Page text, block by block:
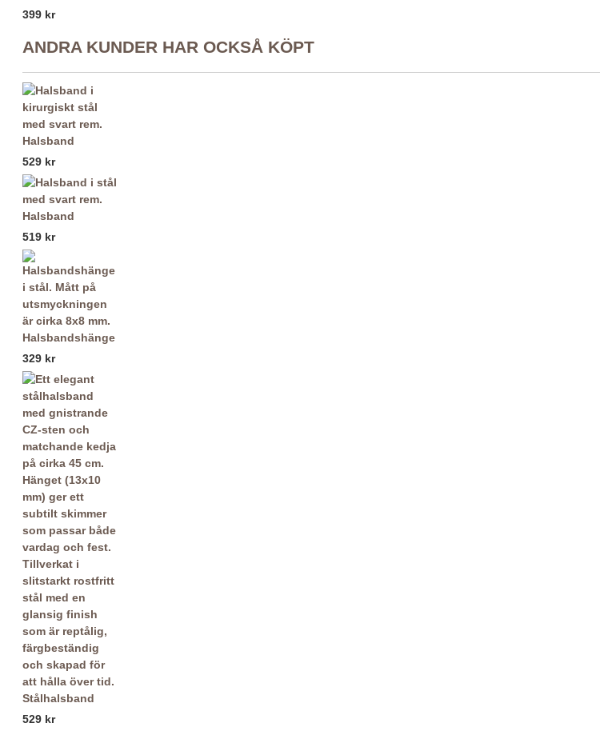
399 kr
ANDRA KUNDER HAR OCKSÅ KÖPT
Halsband
529 kr
Halsband
519 kr
Halsbandshänge
329 kr
Stålhalsband
529 kr